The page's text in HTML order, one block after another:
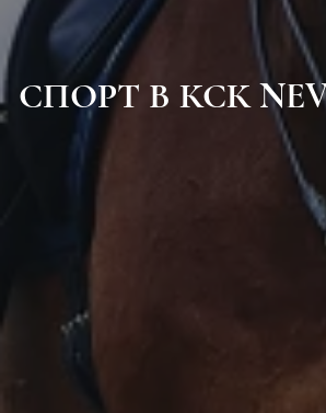
СПОРТ В КСК